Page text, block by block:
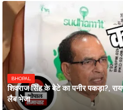
BHOPAL
शिवराज सिंह के बेटे का पनीर पकड़ा?,
लैब भेजा